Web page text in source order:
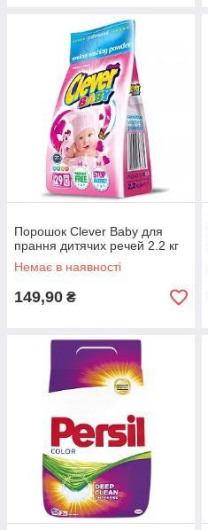
Порошок Clever Baby для
прання дитячих речей 2.2 кг
Немає в наявності
149,90 ₴